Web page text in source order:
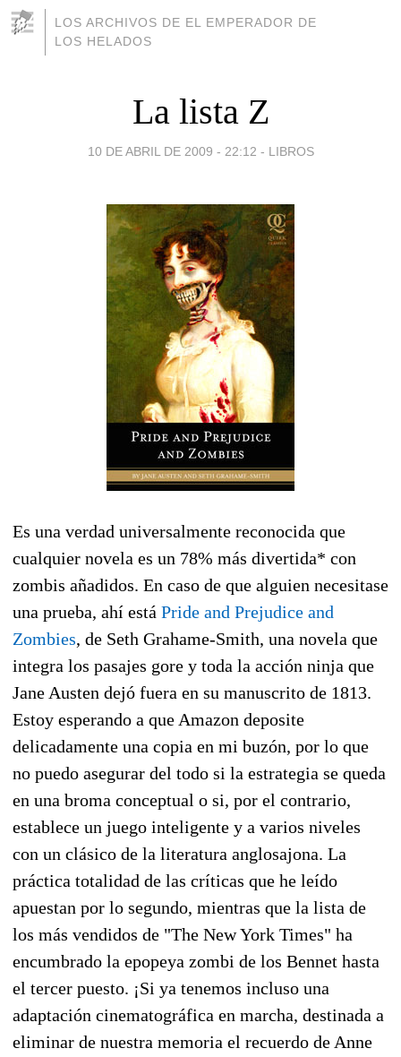
LOS ARCHIVOS DE EL EMPERADOR DE
LOS HELADOS
La lista Z
10 DE ABRIL DE 2009 - 22:12 - LIBROS
Es una verdad universalmente reconocida que
cualquier novela es un 78% más divertida* con
zombis añadidos. En caso de que alguien necesitase
una prueba, ahí está Pride and Prejudice and
Zombies, de Seth Grahame-Smith, una novela que
integra los pasajes gore y toda la acción ninja que
Jane Austen dejó fuera en su manuscrito de 1813.
Estoy esperando a que Amazon deposite
delicadamente una copia en mi buzón, por lo que
no puedo asegurar del todo si la estrategia se queda
en una broma conceptual o si, por el contrario,
establece un juego inteligente y a varios niveles
con un clásico de la literatura anglosajona. La
práctica totalidad de las críticas que he leído
apuestan por lo segundo, mientras que la lista de
los más vendidos de "The New York Times" ha
encumbrado la epopeya zombi de los Bennet hasta
el tercer puesto. ¡Si ya tenemos incluso una
adaptación cinematográfica en marcha, destinada a
eliminar de nuestra memoria el recuerdo de Anne